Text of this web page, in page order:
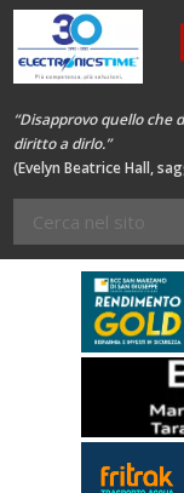
“Disapprovo quello
diritto a dirlo.”
(Evelyn Beatrice Hall,